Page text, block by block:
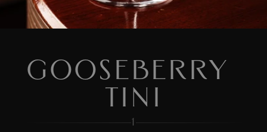
Gooseberry
Tini
1